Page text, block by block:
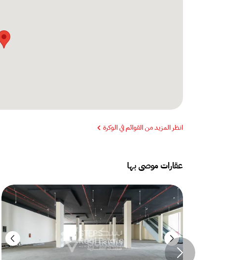
انظر المزيد من القوائم في الوكرة
عقارات موصى بها